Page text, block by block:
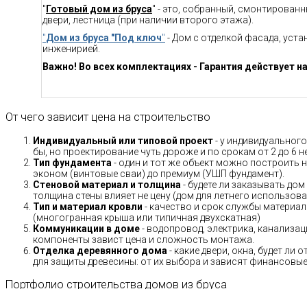
" Готовый дом из бруса" - это, собранный,
двери, лестница (при наличии второго этажа).
"Дом из бруса "Под ключ" - Дом с отделкой фасада,
инженирией.
Важно! Во всех комплектациях - Гарантия действует
От чего зависит цена на строительство
Индивидуальный или типовой проект- у
бы, но проектирование чуть дороже и по срокам от 2 до 6
Тип фундамента - один и тот же объект можно построить
эконом (винтовые сваи) до премиум (УШП фундамент).
Стеновой материал и толщина - будете ли заказывать
толщина стены влияет не цену (дом для летнего
Тип и материал кровли - качество и срок службы
(многогранная крыша или типичная двухскатная)
Коммуникации в доме- водопровод, электрика,
компоненты завист цена и сложность монтажа.
Отделка деревянного дома - какие двери, окна, будет
для защиты древесины: от их выбора и зависят
Портфолио строительства домов из бруса